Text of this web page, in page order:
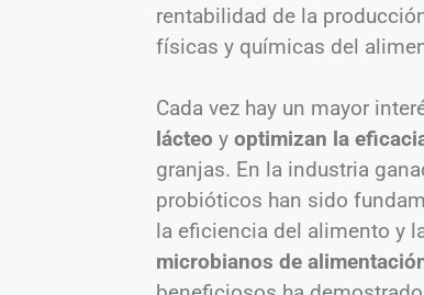
rentabilidad de la
físicas y químicas del
Cada vez hay un mayor
lácteo y optimizan la
granjas. En la industria
probióticos han sido
la eficiencia del alimento y
microbianos de